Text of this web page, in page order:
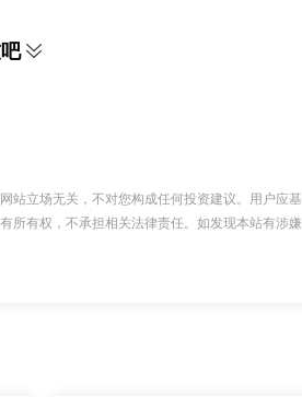
站立场无关，不对您构成任何投资建议。用户应基
所有权，不承担相关法律责任。如发现本站有涉嫌